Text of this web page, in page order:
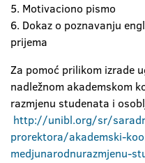
5. Motivaciono pismo
6. Dokaz o poznavanju
prijema
Za pomoć prilikom izrade
nadležnom akademskom
razmjenu studenata i
http://unibl.org/sr/
prorektora/akademski-
medjunarodnurazmjenu-